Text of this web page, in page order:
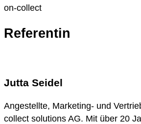
on-collect
Referentin
Jutta Seidel
Angestellte, Marketing- und
collect solutions AG. Mit über 20